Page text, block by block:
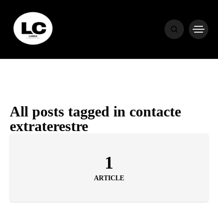
All posts tagged in contacte
extraterestre
1
ARTICLE
HOME
HOROSCOP
ENGLISH
CONTENT